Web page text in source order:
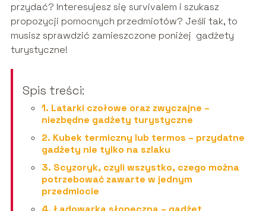
przydać? Interesujesz się survivalem i szukasz
propozycji pomocnych przedmiotów? Jeśli tak, to
musisz sprawdzić zamieszczone poniżej gadżety
turystyczne!
Spis treści:
1. Latarki czołowe oraz zwyczajne –
niezbędne gadżety turystyczne
2. Kubek termiczny lub termos – przydatne
gadżety nie tylko na szlaku
3. Scyzoryk, czyli wszystko, czego można
potrzebować zawarte w jednym
przedmiocie